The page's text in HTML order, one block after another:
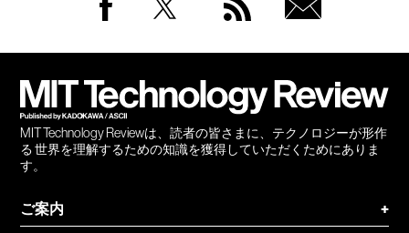
MIT Technology Reviewは、読者の皆さまに、テクノロジーが形作
る 世界を理解するための知識を獲得していただくためにありま
す。
ご案内
+